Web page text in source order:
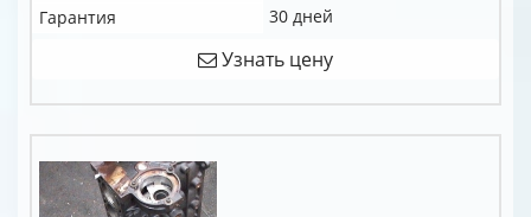
Гарантия
30 дней
Узнать цену